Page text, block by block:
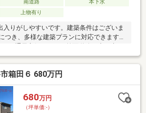
南道路
本下水
上物有り
入りがしやすいです。建築条件はございま
つき、多様な建築プランに対応できます。
り、通風良好です。・前面道路に本下水の
敷地内に引込みはされてお りません。引
が掛かります。現状、対象不動産 は、個
す。・敷地内に井戸（現在も使用中）が
5条第1項第3号による届出が必要です。
箱田６ 680万円
680万円
（坪単価:-）